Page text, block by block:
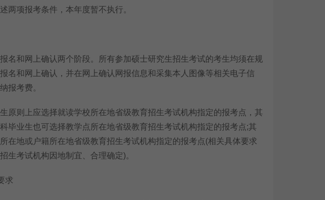
两项报考条件，本年度暂不执行。
和网上确认两个阶段。所有参加硕士研究生招生考试的考生均须在规
名和网上确认，并在网上确认网报信息和采集本人图像等相关电子信
报考费。
则上应选择就读学校所在地省级教育招生考试机构指定的报考点，其
毕业生也可选择教学点所在地省级教育招生考试机构指定的报考点;其
在地或户籍所在地省级教育招生考试机构指定的报考点(相关具体要求
生考试机构因地制宜、合理确定)。
求